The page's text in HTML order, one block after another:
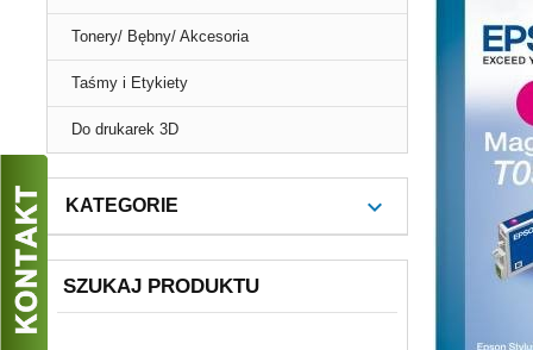
Tonery/ Bębny/ Akcesoria
Taśmy i Etykiety
Do drukarek 3D
KATEGORIE
SZUKAJ PRODUKTU